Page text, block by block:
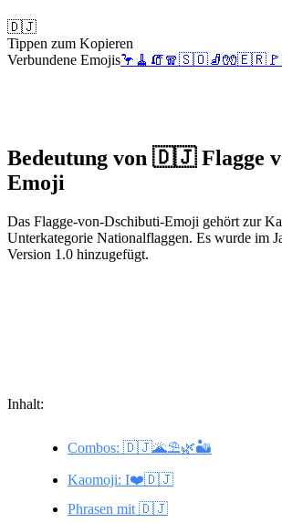
🇩🇯
Tippen zum Kopieren
Verbundene Emojis🦩 🧹 🧯🧣🇸🇴🧦🧤🇪🇷 🚩
Bedeutung von 🇩🇯 Flagge
Emoji
Das Flagge-von-Dschibuti-Emoji gehört zur
Unterkategorie Nationalflaggen. Es wurde im
Version 1.0 hinzugefügt.
Inhalt:
Combos: 🇩🇯🌋⛱️🌿🏜️
Kaomoji: I❤️🇩🇯
Phrasen mit 🇩🇯